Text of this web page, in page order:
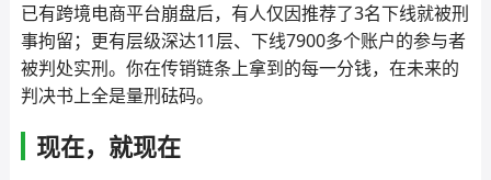
已有跨境电商平台崩盘后，有人仅因推荐了3名下线就被刑
事拘留；更有层级深达11层、下线7900多个账户的参与者
被判处实刑。你在传销链条上拿到的每一分钱，在未来的
判决书上全是量刑砝码。
现在，就现在